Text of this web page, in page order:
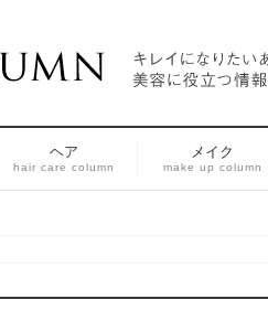
ヘア
hair care column
メイク
make up column